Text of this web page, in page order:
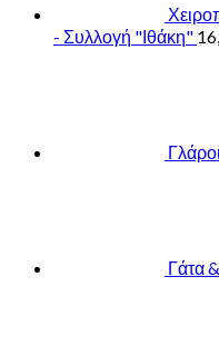
- Συλλογή "Ιθάκη"
Γλάροι
Γάτα